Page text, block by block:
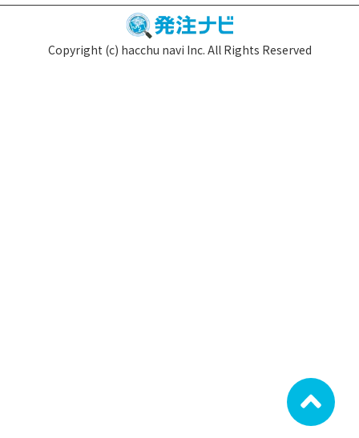
Copyright (c) hacchu navi Inc. All Rights Reserved